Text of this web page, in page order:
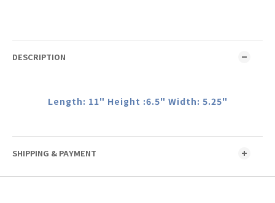
DESCRIPTION
Length: 11" Height :6.5" Width: 5.25"
SHIPPING & PAYMENT